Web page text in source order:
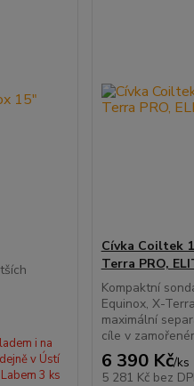
i na
v Ústí
3 ks
Cívka Coiltek
Terra PRO,
Kompaktní
Equinox, X-
maximální
cíle v
6 390 Kč/ks
5 281 Kč bez